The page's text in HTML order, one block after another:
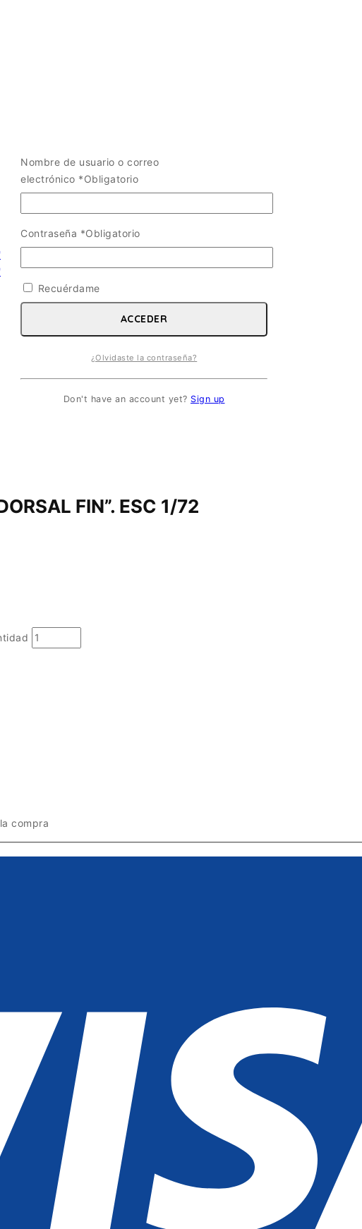
FIN”. ESC 1/72
compra
Nombre de usuario o correo
electrónico *Obligatorio
Contraseña *Obligatorio
Recuérdame
ACCEDER
¿Olvidaste la contraseña?
Don't have an account yet? Sign up